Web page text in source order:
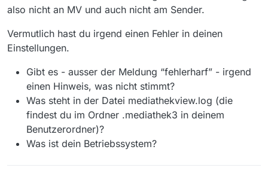
also nicht an MV und auch nicht am Sender.
Vermutlich hast du irgend einen Fehler in deinen
Einstellungen.
Gibt es - ausser der Meldung “fehlerharf” - irgend
einen Hinweis, was nicht stimmt?
Was steht in der Datei mediathekview.log (die
findest du im Ordner .mediathek3 in deinem
Benutzerordner)?
Was ist dein Betriebssystem?